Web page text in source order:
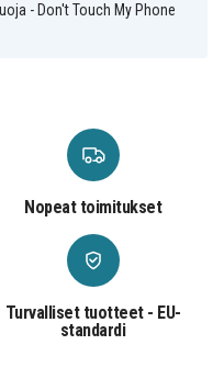
- Don't Touch My Phone
Nopeat toimitukset
Turvalliset tuotteet - EU-
standardi